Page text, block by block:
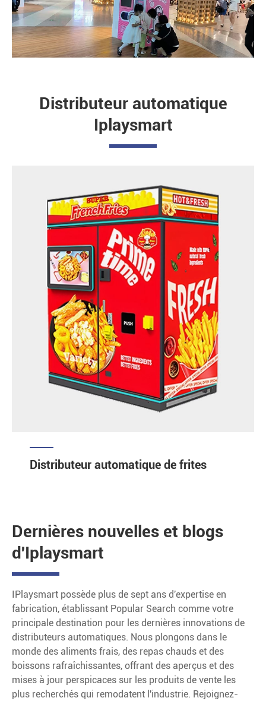
Distributeur automatique
Iplaysmart
Distributeur automatique de frites
Dernières nouvelles et blogs
d'Iplaysmart
IPlaysmart possède plus de sept ans d'expertise en
fabrication, établissant Popular Search comme votre
principale destination pour les dernières innovations de
distributeurs automatiques. Nous plongons dans le
monde des aliments frais, des repas chauds et des
boissons rafraîchissantes, offrant des aperçus et des
mises à jour perspicaces sur les produits de vente les
plus recherchés qui remodatent l'industrie. Rejoignez-